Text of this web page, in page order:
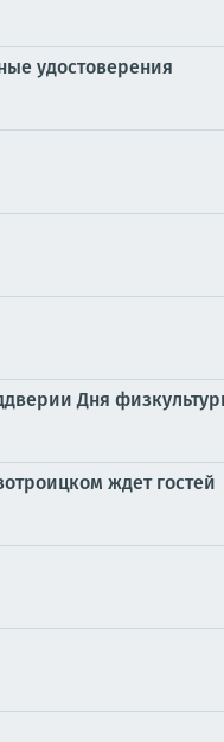
удостоверения
Дня
ждет гостей